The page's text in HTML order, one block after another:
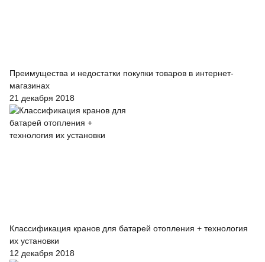
Преимущества и недостатки покупки товаров в интернет-
магазинах
21 декабря 2018
Классификация кранов для батарей отопления + технология
их установки
12 декабря 2018